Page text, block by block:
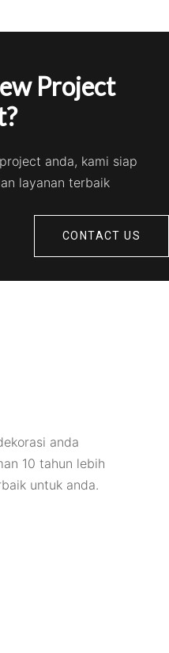
Project
anda, kami siap
layanan terbaik
CONTACT US
anda
10 tahun lebih
untuk anda.